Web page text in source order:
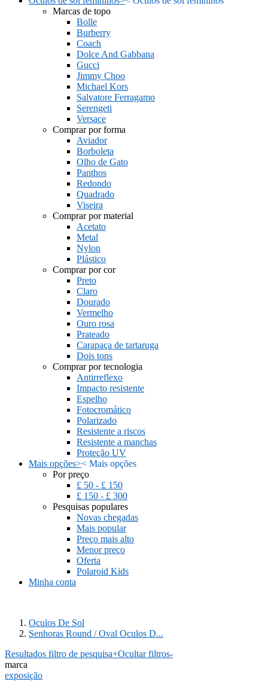
Marcas de topo
Bolle
Burberry
Coach
Dolce And Gabbana
Gucci
Jimmy Choo
Michael Kors
Salvatore Ferragamo
Serengeti
Versace
Comprar por forma
Aviador
Borboleta
Olho de Gato
Panthos
Redondo
Quadrado
Viseira
Comprar por material
Acetato
Metal
Nylon
Plástico
Comprar por cor
Preto
Claro
Dourado
Vermelho
Ouro rosa
Prateado
Carapaça de tartaruga
Dois tons
Comprar por tecnologia
Antirreflexo
Impacto resistente
Espelho
Fotocromático
Polarizado
Resistente a riscos
Resistente a manchas
Proteção UV
Mais opções>< Mais opções
Por preço
£ 50 - £ 150
£ 150 - £ 300
Pesquisas populares
Novas chegadas
Mais popular
Preço mais alto
Menor preço
Oferta
Polaroid Kids
Minha conta
Oculos De Sol
Senhoras Round / Oval Oculos D...
Resultados filtro de pesquisa+Ocultar filtros-
marca
exposição